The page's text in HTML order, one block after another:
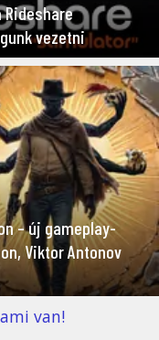
vezetni
– új gameplay-
Viktor Antonov